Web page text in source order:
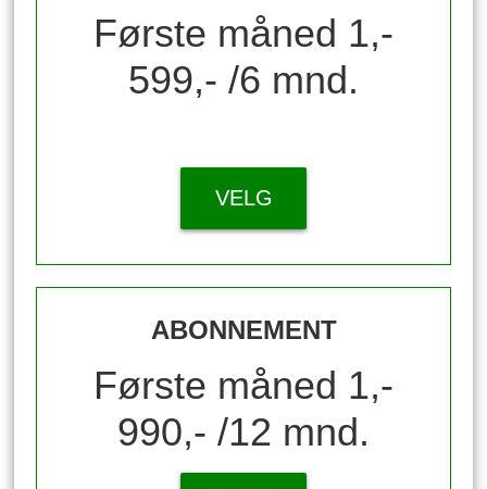
Første måned 1,-
599,- /6 mnd.
VELG
ABONNEMENT
Første måned 1,-
990,- /12 mnd.